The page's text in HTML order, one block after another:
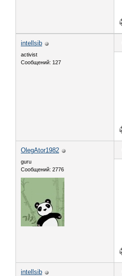
intellsib
activist
Сообщений: 127
OlegAtor1982
guru
Сообщений: 2776
intellsib